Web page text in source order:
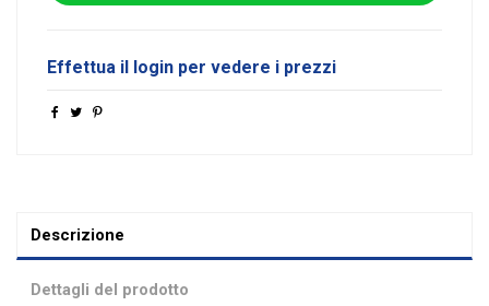
Effettua il login per vedere i prezzi
Descrizione
Dettagli del prodotto